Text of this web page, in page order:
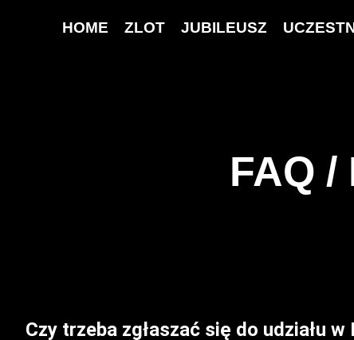
HOME ZLOT JUBILEUSZ
FAQ /
Czy trzeba zgłaszać się do udziału